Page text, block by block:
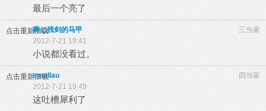
最后一个亮了
点击重新加载 三当家
葬じ残剑的马甲
2012-7-21 19:41
小说都没看过。
点击重新加载 四当家
smallau
2012-7-21 19:49
这吐槽犀利了